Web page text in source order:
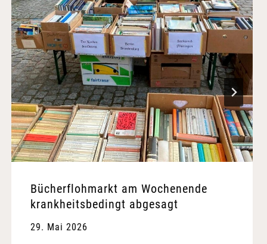
Bücherflohmarkt am Wochenende
krankheitsbedingt abgesagt
29. Mai 2026